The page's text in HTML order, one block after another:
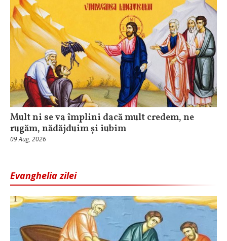
Mult ni se va împlini dacă mult credem, ne
rugăm, nădăjduim și iubim
09 Aug, 2026
Evanghelia zilei